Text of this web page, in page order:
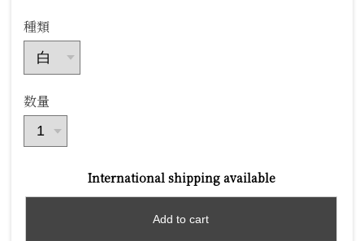
種類
数量
International shipping available
Add to cart